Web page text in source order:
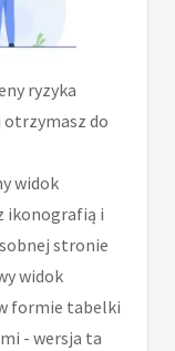
ryzyka
do
widok
ikonografią i
stronie
widok
formie tabelki
- wersja ta